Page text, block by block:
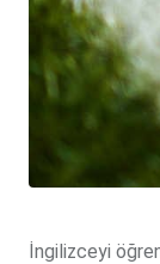
İngilizceyi